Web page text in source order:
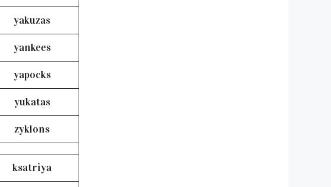
yakuzas
yankees
yapocks
yukatas
zyklons
ksatriya